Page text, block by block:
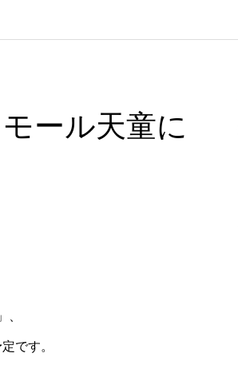
ール天童に
、
です。